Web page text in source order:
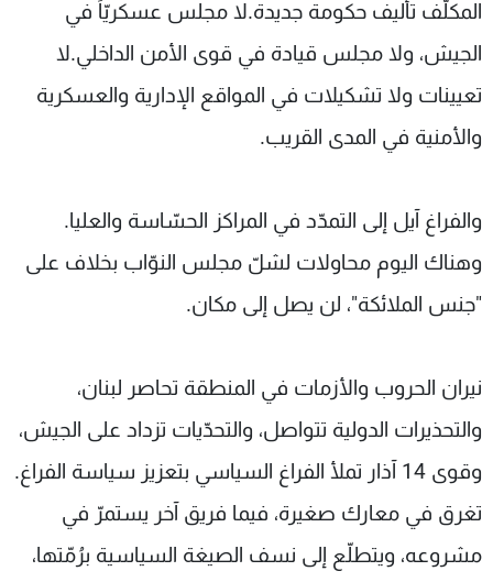
المكلّف تأليف حكومة جديدة.لا مجلس عسكريّاً في
الجيش، ولا مجلس قيادة في قوى الأمن الداخلي.لا
تعيينات ولا تشكيلات في المواقع الإدارية والعسكرية
والأمنية في المدى القريب.
والفراغ آيل إلى التمدّد في المراكز الحسّاسة والعليا.
وهناك اليوم محاولات لشلّ مجلس النوّاب بخلاف على
"جنس الملائكة"، لن يصل إلى مكان.
نيران الحروب والأزمات في المنطقة تحاصر لبنان،
والتحذيرات الدولية تتواصل، والتحدّيات تزداد على الجيش،
وقوى 14 آذار تملأ الفراغ السياسي بتعزيز سياسة الفراغ.
تغرق في معارك صغيرة، فيما فريق آخر يستمرّ في
مشروعه، ويتطلّع إلى نسف الصيغة السياسية برُمّتها،